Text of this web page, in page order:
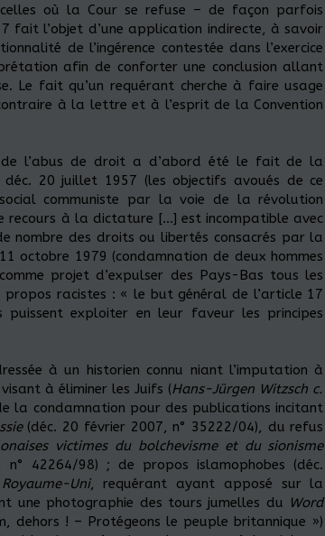
où la Cour se refuse – de façon parfois
fait l’objet d’une application indirecte, à savoir
de l’ingérence contestée dans l’exercice
afin de conforter une conclusion allant
Le fait qu’un requérant cherche à faire usage
à la lettre et à l’esprit de la Convention
l’abus de droit a d’abord été le fait de la
20 juillet 1957 (les objectifs avoués de ce
communiste par la voie de la révolution
à la dictature […] est incompatible avec
nombre des droits ou libertés consacrés par la
octobre 1979 (condamnation de deux hommes
projet d’expulser des Pays-Bas tous les
racistes : « le but général de l’article 17
puissent exploiter en leur faveur les principes
à un historien connu niant l’imputation à
à éliminer les Juifs (Hans-Jürgen Witzsch c.
la condamnation pour des publications incitant
(déc. 20 février 2007, n° 35222/04), du refus
victimes du bolchevisme et du sionisme
42264/98) ; de propos islamophobes (déc.
Uni, requérant ayant apposé sur la
une photographie des tours jumelles du Word
dehors ! – Protégeons le peuple britannique »)